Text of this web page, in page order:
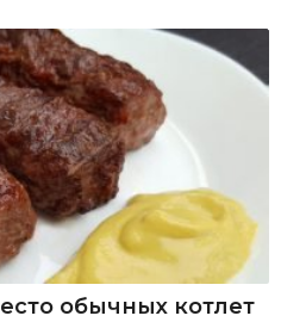
обычных котлет